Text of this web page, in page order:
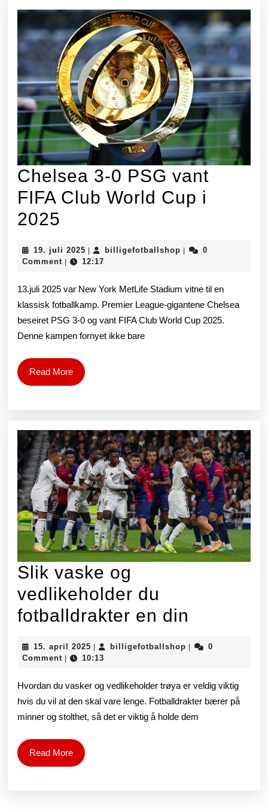
Chelsea 3-0 PSG vant
FIFA Club World Cup i
2025
0
PSG
vant
FIFA
Club
World
Cup
2025
19. juli 2025 19.
juli
billigefotballshop billigefotballshop
0
Comment
12:17
13.juli 2025 var New York MetLife Stadium vitne til en
klassisk fotballkamp. Premier League-gigantene Chelsea
beseiret PSG 3-0 og vant FIFA Club World Cup 2025.
Denne kampen fornyet ikke bare
Read MoreRead
More
Slik vaske og
vedlikeholder du
fotballdrakter en din
og
du
15. april 2025 15.
april
| billigefotballshop billigefotballshop
|
0
Comment | 10:13
Hvordan du vasker og vedlikeholder trøya er veldig viktig
hvis du vil at den skal vare lenge. Fotballdrakter bærer på
minner og stolthet, så det er viktig å holde dem
Read MoreRead
More